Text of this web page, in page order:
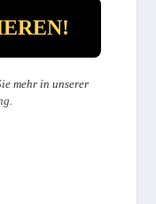
mehr in unserer